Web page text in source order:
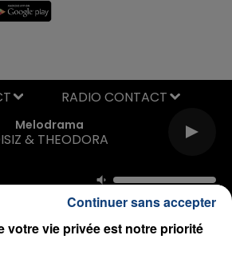
Melodrama
& THEODORA
RADIO CONTACT
votre vie privée est notre priorité
Continuer sans accepter